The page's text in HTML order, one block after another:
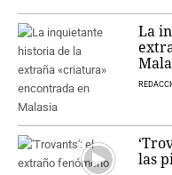
La
las